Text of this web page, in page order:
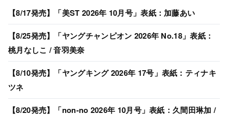
【8/17発売】「美ST 2026年 10月号」表紙：加藤あい
【8/25発売】「ヤングチャンピオン 2026年 No.18」表紙：
桃月なしこ / 音羽美奈
【8/10発売】「ヤングキング 2026年 17号」表紙：ティナキ
ツネ
【8/20発売】「non-no 2026年 10月号」表紙：久間田琳加 /